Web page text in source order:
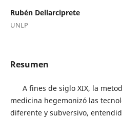
Rubén Dellarciprete
UNLP
Resumen
A fines de siglo XIX, la
medicina hegemonizó las
diferente y subversivo,